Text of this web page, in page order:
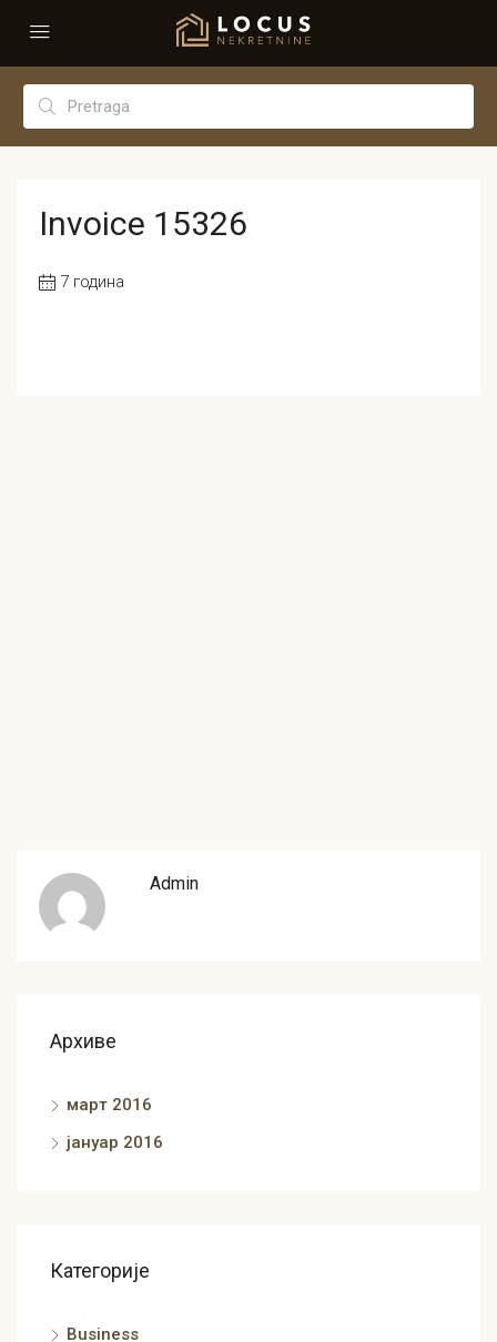
Invoice 15326
7 година
Admin
Архиве
март 2016
јануар 2016
Категорије
Business